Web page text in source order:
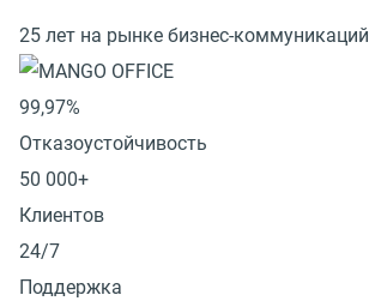
25 лет на рынке бизнес-коммуникаций
99,97%
Отказоустойчивость
50 000+
Клиентов
24/7
Поддержка